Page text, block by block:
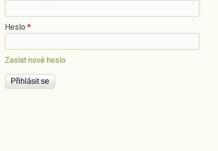
Heslo *
Zaslat nové heslo